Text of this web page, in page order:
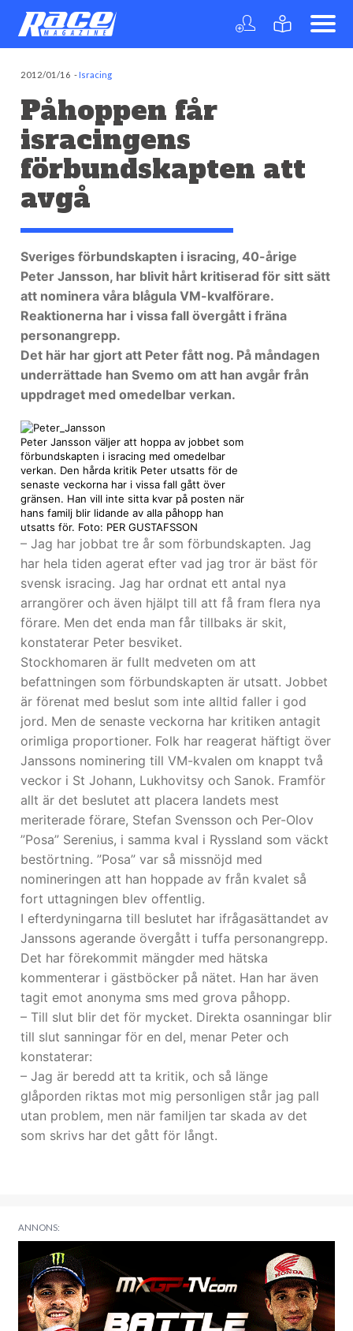
2012/01/16 -Isracing
Påhoppen får
isracingens
förbundskapten att
avgå
Sveriges förbundskapten i isracing, 40-årige
Peter Jansson, har blivit hårt kritiserad för sitt sätt
att nominera våra blågula VM-kvalförare.
Reaktionerna har i vissa fall övergått i fräna
personangrepp.
Det här har gjort att Peter fått nog. På måndagen
underrättade han Svemo om att han avgår från
uppdraget med omedelbar verkan.
Peter Jansson väljer att hoppa av jobbet som
förbundskapten i isracing med omedelbar
verkan. Den hårda kritik Peter utsatts för de
senaste veckorna har i vissa fall gått över
gränsen. Han vill inte sitta kvar på posten när
hans familj blir lidande av alla påhopp han
utsatts för. Foto: PER GUSTAFSSON
– Jag har jobbat tre år som förbundskapten. Jag
har hela tiden agerat efter vad jag tror är bäst för
svensk isracing. Jag har ordnat ett antal nya
arrangörer och även hjälpt till att få fram flera nya
förare. Men det enda man får tillbaks är skit,
konstaterar Peter besviket.
Stockhomaren är fullt medveten om att
befattningen som förbundskapten är utsatt. Jobbet
är förenat med beslut som inte alltid faller i god
jord. Men de senaste veckorna har kritiken antagit
orimliga proportioner. Folk har reagerat häftigt över
Janssons nominering till VM-kvalen om knappt två
veckor i St Johann, Lukhovitsy och Sanok. Framför
allt är det beslutet att placera landets mest
meriterade förare, Stefan Svensson och Per-Olov
”Posa” Serenius, i samma kval i Ryssland som väckt
bestörtning. ”Posa” var så missnöjd med
nomineringen att han hoppade av från kvalet så
fort uttagningen blev offentlig.
I efterdyningarna till beslutet har ifrågasättandet av
Janssons agerande övergått i tuffa personangrepp.
Det har förekommit mängder med hätska
kommenterar i gästböcker på nätet. Han har även
tagit emot anonyma sms med grova påhopp.
– Till slut blir det för mycket. Direkta osanningar blir
till slut sanningar för en del, menar Peter och
konstaterar:
– Jag är beredd att ta kritik, och så länge
glåporden riktas mot mig personligen står jag pall
utan problem, men när familjen tar skada av det
som skrivs har det gått för långt.
ANNONS: